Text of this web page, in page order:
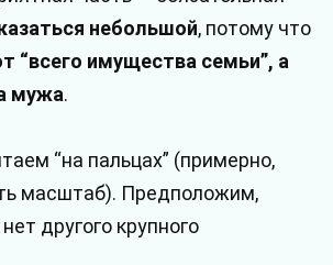
небольшой, потому что
“всего имущества семьи”, а
мужа.
“на пальцах” (примерно,
масштаб). Предположим,
другого крупного